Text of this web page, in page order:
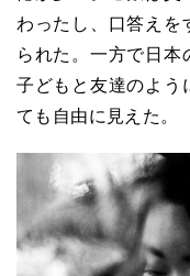
わったし、口答えを
られた。一方で日本
子どもと友達のよう
ても自由に見えた。